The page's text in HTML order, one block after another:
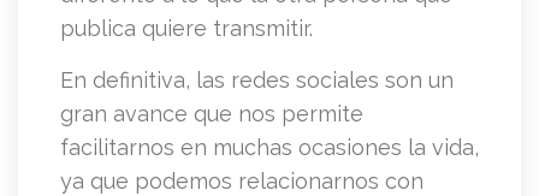
publica quiere transmitir.
En definitiva, las redes sociales son un
gran avance que nos permite
facilitarnos en muchas ocasiones la vida,
ya que podemos relacionarnos con